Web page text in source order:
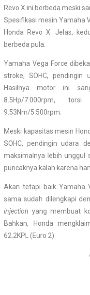
Revo X ini berbeda meski
Spesifikasi mesin Yamaha
Honda Revo X. Jelas,
berbeda pula.
Yamaha Vega Force
stroke, SOHC, pendingin
Hasilnya motor ini
8.5Hp/7.000rpm,
9.53Nm/5.500rpm.
Meski kapasitas mesin
SOHC, pendingin udara
maksimalnya lebih unggul
puncaknya kalah karena
Akan tetapi baik Yamaha
sama sudah dilengkapi
injection yang membuat
Bahkan, Honda
62.2KPL (Euro 2).